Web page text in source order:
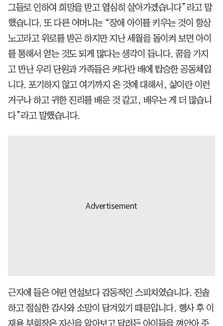
그들로 인하여 희망을 받고 열심히 살아가겠습니다”라고 말
했습니다. 또 다른 어머니는 “장애 아이를 키우는 것이 항상
노고라고 위로를 받곤 하지만 지난 세월을 돌이켜 보면 아이
를 통해서 얻는 것도 되게 많다는 생각이 듭니다. 꿈을 가지
고 만난 우리 단원과 가족들은 커다란 배에 탑승한 공동체입
니다. 포기하지 않고 여기까지 온 것에 대해서, 삶이란 이런
거구나 하고 귀한 진리를 배운 것 같고, 배우는 게 더 많습니
다”라고 말했습니다.
근자에 들은 어떤 연설보다 감동적인 스피치였습니다. 진솔
하고 절실한 감사와 소망이 담겨있기 때문입니다. 행사 후 이
재용 부회장은 자신을 알아보고 달려든 아이들을 껴안아 주